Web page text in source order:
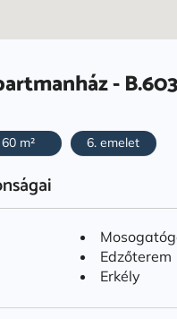
- B.603
60 m² 6. emelet
Edzőterem
Erkély